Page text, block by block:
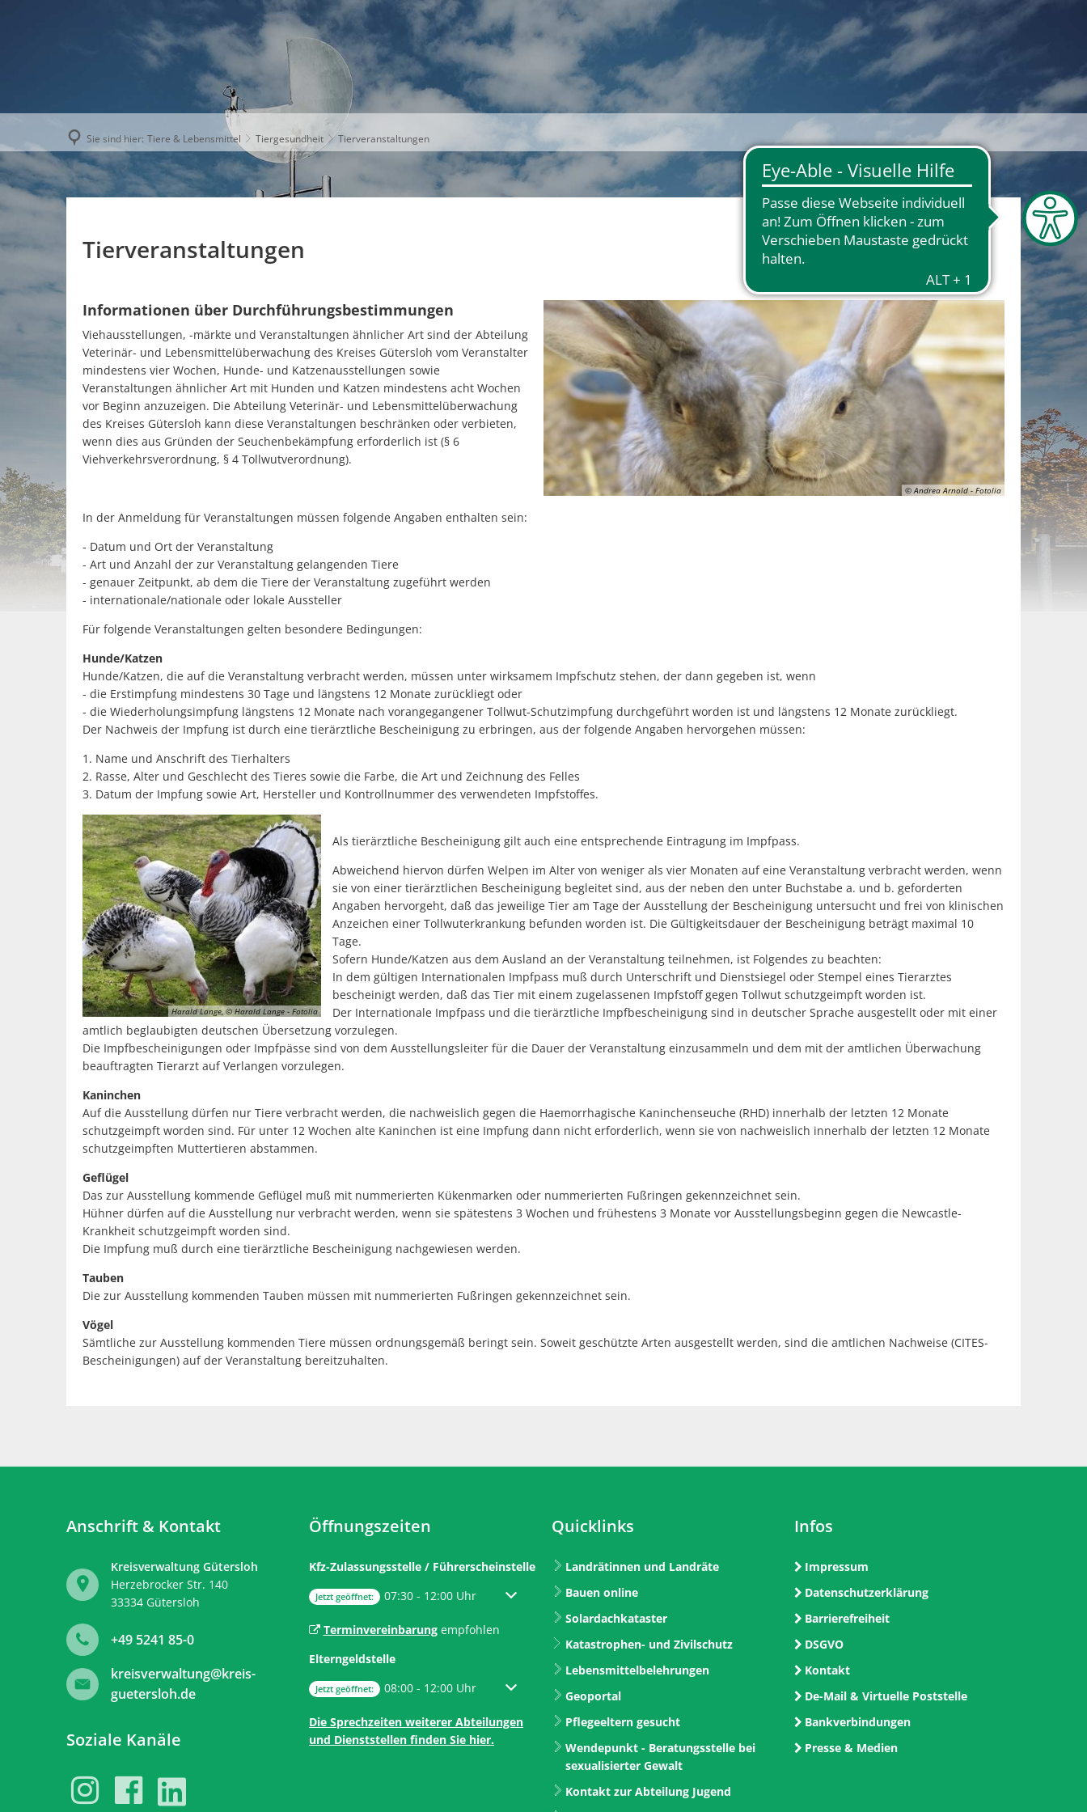
AKTUELLES THEMEN UNSER KREIS KARRIERE
Sie sind hier: Tiere & Lebensmittel Tiergesundheit Tierveranstaltungen
Tierveranstaltungen
© Andrea Arnold - Fotolia
Informationen über Durchführungsbestimmungen
Viehausstellungen, -märkte und Veranstaltungen ähnlicher Art sind der Abteilung
Veterinär- und Lebensmittelüberwachung des Kreises Gütersloh vom Veranstalter
mindestens vier Wochen, Hunde- und Katzenausstellungen sowie
Veranstaltungen ähnlicher Art mit Hunden und Katzen mindestens acht Wochen
vor Beginn anzuzeigen. Die Abteilung Veterinär- und Lebensmittelüberwachung
des Kreises Gütersloh kann diese Veranstaltungen beschränken oder verbieten,
wenn dies aus Gründen der Seuchenbekämpfung erforderlich ist (§ 6
Viehverkehrsverordnung, § 4 Tollwutverordnung).
In der Anmeldung für Veranstaltungen müssen folgende Angaben enthalten sein:
- Datum und Ort der Veranstaltung
- Art und Anzahl der zur Veranstaltung gelangenden Tiere
- genauer Zeitpunkt, ab dem die Tiere der Veranstaltung zugeführt werden
- internationale/nationale oder lokale Aussteller
Für folgende Veranstaltungen gelten besondere Bedingungen:
Hunde/Katzen
Hunde/Katzen, die auf die Veranstaltung verbracht werden, müssen unter wirksamem Impfschutz stehen, der dann gegeben ist, wenn
- die Erstimpfung mindestens 30 Tage und längstens 12 Monate zurückliegt oder
- die Wiederholungsimpfung längstens 12 Monate nach vorangegangener Tollwut-Schutzimpfung durchgeführt worden ist und längstens 12 Monate zurückliegt.
Der Nachweis der Impfung ist durch eine tierärztliche Bescheinigung zu erbringen, aus der folgende Angaben hervorgehen müssen:
1. Name und Anschrift des Tierhalters
2. Rasse, Alter und Geschlecht des Tieres sowie die Farbe, die Art und Zeichnung des Felles
3. Datum der Impfung sowie Art, Hersteller und Kontrollnummer des verwendeten Impfstoffes.
Harald Lange, © Harald Lange - Fotolia
Als tierärztliche Bescheinigung gilt auch eine entsprechende Eintragung im Impfpass.
Abweichend hiervon dürfen Welpen im Alter von weniger als vier Monaten auf eine Veranstaltung verbracht werden, wenn
sie von einer tierärztlichen Bescheinigung begleitet sind, aus der neben den unter Buchstabe a. und b. geforderten
Angaben hervorgeht, daß das jeweilige Tier am Tage der Ausstellung der Bescheinigung untersucht und frei von klinischen
Anzeichen einer Tollwuterkrankung befunden worden ist. Die Gültigkeitsdauer der Bescheinigung beträgt maximal 10
Tage.
Sofern Hunde/Katzen aus dem Ausland an der Veranstaltung teilnehmen, ist Folgendes zu beachten:
In dem gültigen Internationalen Impfpass muß durch Unterschrift und Dienstsiegel oder Stempel eines Tierarztes
bescheinigt werden, daß das Tier mit einem zugelassenen Impfstoff gegen Tollwut schutzgeimpft worden ist.
Der Internationale Impfpass und die tierärztliche Impfbescheinigung sind in deutscher Sprache ausgestellt oder mit einer
amtlich beglaubigten deutschen Übersetzung vorzulegen.
Die Impfbescheinigungen oder Impfpässe sind von dem Ausstellungsleiter für die Dauer der Veranstaltung einzusammeln und dem mit der amtlichen Überwachung
beauftragten Tierarzt auf Verlangen vorzulegen.
Kaninchen
Auf die Ausstellung dürfen nur Tiere verbracht werden, die nachweislich gegen die Haemorrhagische Kaninchenseuche (RHD) innerhalb der letzten 12 Monate
schutzgeimpft worden sind. Für unter 12 Wochen alte Kaninchen ist eine Impfung dann nicht erforderlich, wenn sie von nachweislich innerhalb der letzten 12 Monate
schutzgeimpften Muttertieren abstammen.
Geflügel
Das zur Ausstellung kommende Geflügel muß mit nummerierten Kükenmarken oder nummerierten Fußringen gekennzeichnet sein.
Hühner dürfen auf die Ausstellung nur verbracht werden, wenn sie spätestens 3 Wochen und frühestens 3 Monate vor Ausstellungsbeginn gegen die Newcastle-
Krankheit schutzgeimpft worden sind.
Die Impfung muß durch eine tierärztliche Bescheinigung nachgewiesen werden.
Tauben
Die zur Ausstellung kommenden Tauben müssen mit nummerierten Fußringen gekennzeichnet sein.
Vögel
Sämtliche zur Ausstellung kommenden Tiere müssen ordnungsgemäß beringt sein. Soweit geschützte Arten ausgestellt werden, sind die amtlichen Nachweise (CITES-
Bescheinigungen) auf der Veranstaltung bereitzuhalten.
Anschrift & Kontakt
Kreisverwaltung Gütersloh
Herzebrocker Str. 140
33334 Gütersloh
+49 5241 85-0
kreisverwaltung@kreis-
guetersloh.de
Soziale Kanäle
Öffnungszeiten
Kfz-Zulassungsstelle / Führerscheinstelle
Klicken, um weitere Öffnungs- oder Schließzeiten auszublenden
Jetzt geöffnet: 07:30 - 12:00 Uhr Von 07:30 bis 12:00 Uhr
Terminvereinbarungempfohlen
Elterngeldstelle
Klicken, um weitere Öffnungs- oder Schließzeiten auszublenden
Jetzt geöffnet: 08:00 - 12:00 Uhr Von 08:00 bis 12:00 Uhr
Die Sprechzeiten weiterer Abteilungen
und Dienststellen finden Sie hier.
Quicklinks
Landrätinnen und Landräte
Bauen online
Solardachkataster
Katastrophen- und Zivilschutz
Lebensmittelbelehrungen
Geoportal
Pflegeeltern gesucht
Wendepunkt - Beratungsstelle bei
sexualisierter Gewalt
Kontakt zur Abteilung Jugend
Infos
Impressum
Datenschutzerklärung
Barrierefreiheit
DSGVO
Kontakt
De-Mail & Virtuelle Poststelle
Bankverbindungen
Presse & Medien